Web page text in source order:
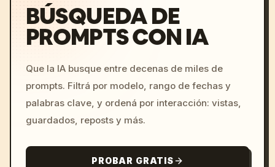
BÚSQUEDA DE
PROMPTS CON IA
Que la IA busque entre decenas de miles de
prompts. Filtrá por modelo, rango de fechas y
palabras clave, y ordená por interacción: vistas,
guardados, reposts y más.
PROBAR GRATIS